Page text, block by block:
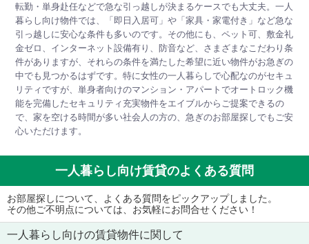
転勤・単身赴任などで急な引っ越しが決まるケースでも大丈夫。一人
暮らし向け物件では、「即日入居可」や「家具・家電付き」など急な
引っ越しに安心な条件も多いのです。その他にも、ペット可、敷金礼
金ゼロ、インターネット設備有り、防音など、さまざまなこだわり条
件がありますが、それらの条件を満たした希望に近い物件がお急ぎの
中でも見つかるはずです。特に女性の一人暮らしで心配なのがセキュ
リティですが、単身者向けのマンション・アパートでオートロック機
能を完備したセキュリティ充実物件をエイブルからご提案できるの
で、家を空ける時間が多い社会人の方の、急ぎのお部屋探しでもご安
心いただけます。
一人暮らし向け賃貸のよくある質問
お部屋探しについて、よくある質問をピックアップしました。
その他ご不明点については、お気軽にお問合せください！
一人暮らし向けの賃貸物件に関して